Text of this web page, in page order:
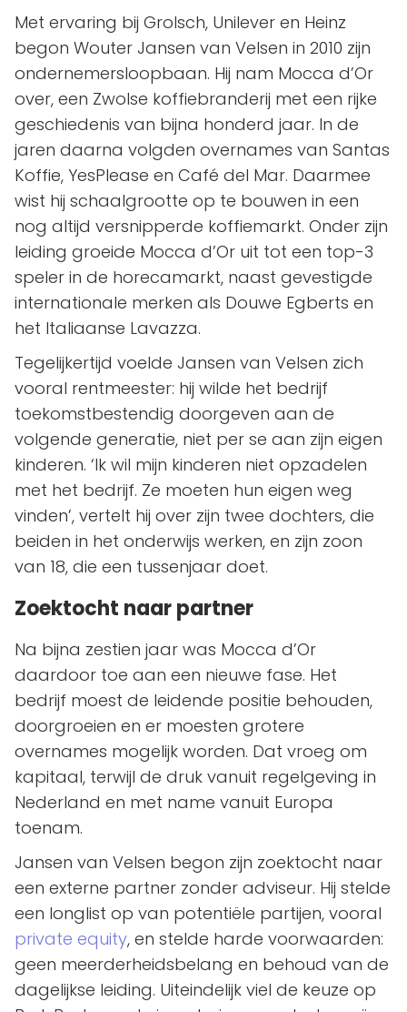
Met ervaring bij Grolsch, Unilever en Heinz
begon Wouter Jansen van Velsen in 2010 zijn
ondernemersloopbaan. Hij nam Mocca d’Or
over, een Zwolse koffiebranderij met een rijke
geschiedenis van bijna honderd jaar. In de
jaren daarna volgden overnames van Santas
Koffie, YesPlease en Café del Mar. Daarmee
wist hij schaalgrootte op te bouwen in een
nog altijd versnipperde koffiemarkt. Onder zijn
leiding groeide Mocca d’Or uit tot een top-3
speler in de horecamarkt, naast gevestigde
internationale merken als Douwe Egberts en
het Italiaanse Lavazza.
Tegelijkertijd voelde Jansen van Velsen zich
vooral rentmeester: hij wilde het bedrijf
toekomstbestendig doorgeven aan de
volgende generatie, niet per se aan zijn eigen
kinderen. ‘Ik wil mijn kinderen niet opzadelen
met het bedrijf. Ze moeten hun eigen weg
vinden’, vertelt hij over zijn twee dochters, die
beiden in het onderwijs werken, en zijn zoon
van 18, die een tussenjaar doet.
Zoektocht naar partner
Na bijna zestien jaar was Mocca d’Or
daardoor toe aan een nieuwe fase. Het
bedrijf moest de leidende positie behouden,
doorgroeien en er moesten grotere
overnames mogelijk worden. Dat vroeg om
kapitaal, terwijl de druk vanuit regelgeving in
Nederland en met name vanuit Europa
toenam.
Jansen van Velsen begon zijn zoektocht naar
een externe partner zonder adviseur. Hij stelde
een longlist op van potentiële partijen, vooral
private equity, en stelde harde voorwaarden:
geen meerderheidsbelang en behoud van de
dagelijkse leiding. Uiteindelijk viel de keuze op